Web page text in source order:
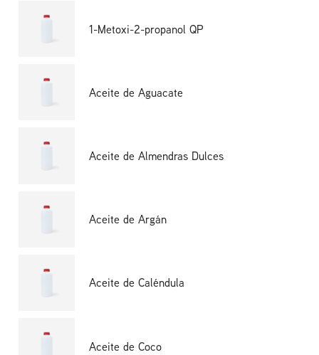
1-Metoxi-2-propanol QP
Aceite de Aguacate
Aceite de Almendras Dulces
Aceite de Argán
Aceite de Caléndula
Aceite de Coco